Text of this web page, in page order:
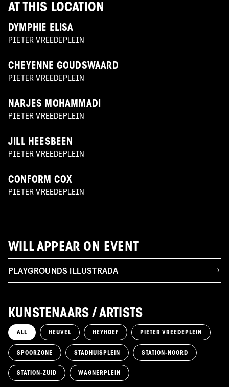
AT THIS LOCATION
DYMPHIE ELISA
PIETER VREEDEPLEIN
CHEYENNE GOUDSWAARD
PIETER VREEDEPLEIN
NARJES MOHAMMADI
PIETER VREEDEPLEIN
JILL HEESBEEN
PIETER VREEDEPLEIN
CONFORM COX
PIETER VREEDEPLEIN
WILL APPEAR ON EVENT
PLAYGROUNDS ILLUSTRADA
KUNSTENAARS / ARTISTS
ALL HEUVEL HEYHOEF PIETER VREEDEPLEIN
SPOORZONE STADHUISPLEIN STATION-NOORD
STATION-ZUID WAGNERPLEIN